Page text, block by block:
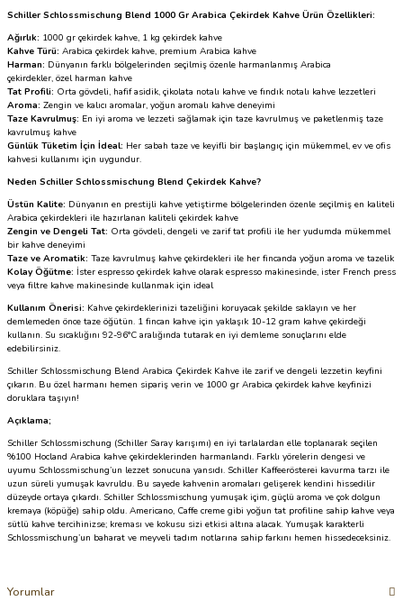
Schiller Schlossmischung Blend 1000 Gr Arabica Çekirdek Kahve Ürün Özellikleri:
Ağırlık: 1000 gr çekirdek kahve, 1 kg çekirdek kahve
Kahve Türü: Arabica çekirdek kahve, premium Arabica kahve
Harman: Dünyanın farklı bölgelerinden seçilmiş özenle harmanlanmış Arabica
çekirdekler, özel harman kahve
Tat Profili: Orta gövdeli, hafif asidik, çikolata notalı kahve ve fındık notalı kahve lezzetleri
Aroma: Zengin ve kalıcı aromalar, yoğun aromalı kahve deneyimi
Taze Kavrulmuş: En iyi aroma ve lezzeti sağlamak için taze kavrulmuş ve paketlenmiş taze
kavrulmuş kahve
Günlük Tüketim İçin İdeal: Her sabah taze ve keyifli bir başlangıç için mükemmel, ev ve ofis
kahvesi kullanımı için uygundur.
Neden Schiller Schlossmischung Blend Çekirdek Kahve?
Üstün Kalite: Dünyanın en prestijli kahve yetiştirme bölgelerinden özenle seçilmiş en kaliteli
Arabica çekirdekleri ile hazırlanan kaliteli çekirdek kahve
Zengin ve Dengeli Tat: Orta gövdeli, dengeli ve zarif tat profili ile her yudumda mükemmel
bir kahve deneyimi
Taze ve Aromatik: Taze kavrulmuş kahve çekirdekleri ile her fincanda yoğun aroma ve tazelik
Kolay Öğütme: İster espresso çekirdek kahve olarak espresso makinesinde, ister French press
veya filtre kahve makinesinde kullanmak için ideal
Kullanım Önerisi: Kahve çekirdeklerinizi tazeliğini koruyacak şekilde saklayın ve her
demlemeden önce taze öğütün. 1 fincan kahve için yaklaşık 10-12 gram kahve çekirdeği
kullanın. Su sıcaklığını 92-96°C aralığında tutarak en iyi demleme sonuçlarını elde
edebilirsiniz.
Schiller Schlossmischung Blend Arabica Çekirdek Kahve ile zarif ve dengeli lezzetin keyfini
çıkarın. Bu özel harmanı hemen sipariş verin ve 1000 gr Arabica çekirdek kahve keyfinizi
doruklara taşıyın!
Açıklama;
Schiller Schlossmischung (Schiller Saray karışımı) en iyi tarlalardan elle toplanarak seçilen
%100 Hocland Arabica kahve çekirdeklerinden harmanlandı. Farklı yörelerin dengesi ve
uyumu Schlossmischung’un lezzet sonucuna yansıdı. Schiller Kaffeerösterei kavurma tarzı ile
uzun süreli yumuşak kavruldu. Bu sayede kahvenin aromaları gelişerek kendini hissedilir
düzeyde ortaya çıkardı. Schiller Schlossmischung yumuşak içim, güçlü aroma ve çok dolgun
kremaya (köpüğe) sahip oldu. Americano, Caffe creme gibi yoğun tat profiline sahip kahve veya
sütlü kahve tercihinizse; kreması ve kokusu sizi etkisi altına alacak. Yumuşak karakterli
Schlossmischung’un baharat ve meyveli tadım notlarına sahip farkını hemen hissedeceksiniz.
Yorumlar